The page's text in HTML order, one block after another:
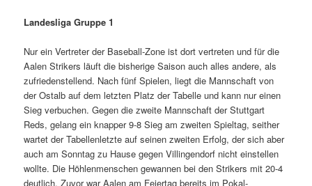
Landesliga Gruppe 1
Nur ein Vertreter der Baseball-Zone ist dort vertreten und für die
Aalen Strikers läuft die bisherige Saison auch alles andere, als
zufriedenstellend. Nach fünf Spielen, liegt die Mannschaft von
der Ostalb auf dem letzten Platz der Tabelle und kann nur einen
Sieg verbuchen. Gegen die zweite Mannschaft der Stuttgart
Reds, gelang ein knapper 9-8 Sieg am zweiten Spieltag, seither
wartet der Tabellenletzte auf seinen zweiten Erfolg, der sich aber
auch am Sonntag zu Hause gegen Villingendorf nicht einstellen
wollte. Die Höhlenmenschen gewannen bei den Strikers mit 20-4
deutlich. Zuvor war Aalen am Feiertag bereits im Pokal-